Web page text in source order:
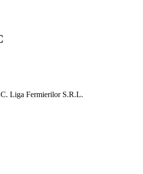
Liga Fermierilor S.R.L.